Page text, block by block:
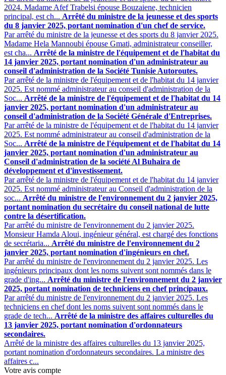
2024. Madame Afef Trabelsi épouse Bouzaiene, technicien
principal, est ch... Arrêté du ministre de la jeunesse et des sports
du 8 janvier 2025, portant nomination d'un chef de service.
Par arrêté du ministre de la jeunesse et des sports du 8 janvier 2025.
Madame Hela Mannoubi épouse Gmati, administrateur conseiller,
est cha... Arrêté de la ministre de l'équipement et de l'habitat du
14 janvier 2025, portant nomination d'un administrateur au
conseil d'administration de la Société Tunisie Autoroutes.
Par arrêté de la ministre de l'équipement et de l'habitat du 14 janvier
2025. Est nommé administrateur au conseil d'administration de la
Soc... Arrêté de la ministre de l'équipement et de l'habitat du 14
janvier 2025, portant nomination d'un administrateur au
conseil d'administration de la Société Générale d'Entreprises.
Par arrêté de la ministre de l'équipement et de l'habitat du 14 janvier
2025. Est nommé administrateur au conseil d'administration de la
Soc... Arrêté de la ministre de l'équipement et de l'habitat du 14
janvier 2025, portant nomination d'un administrateur au
Conseil d'administration de la société Al Buhaira de
développement et d'investissement.
Par arrêté de la ministre de l'équipement et de l'habitat du 14 janvier
2025. Est nommé administrateur au Conseil d'administration de la
soc... Arrêté du ministre de l'environnement du 2 janvier 2025,
portant nomination du secrétaire du conseil national de lutte
contre la désertification.
Par arrêté du ministre de l'environnement du 2 janvier 2025.
Monsieur Hamda Aloui, ingénieur général, est chargé des fonctions
de secrétaria... Arrêté du ministre de l'environnement du 2
janvier 2025, portant nomination d'ingénieurs en chef.
Par arrêté du ministre de l'environnement du 2 janvier 2025. Les
ingénieurs principaux dont les noms suivent sont nommés dans le
grade d'ing... Arrêté du ministre de l'environnement du 2 janvier
2025, portant nomination de techniciens en chef principaux.
Par arrêté du ministre de l'environnement du 2 janvier 2025. Les
techniciens en chef dont les noms suivent sont nommés dans le
grade de tech... Arrêté de la ministre des affaires culturelles du
13 janvier 2025, portant nomination d'ordonnateurs
secondaires.
Arrêté de la ministre des affaires culturelles du 13 janvier 2025,
portant nomination d'ordonnateurs secondaires. La ministre des
affaires c...
Votre avis compte